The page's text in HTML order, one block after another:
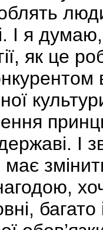
І я
як це
І
багато